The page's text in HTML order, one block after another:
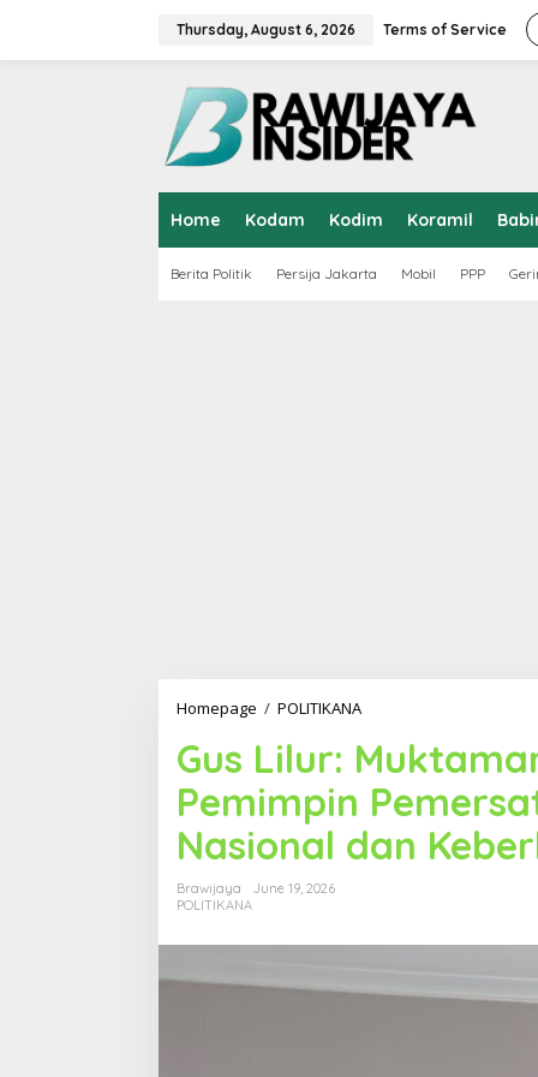
Thursday, August 6, 2026 Terms of Service
Home Kodam Kodim Koramil
Berita Politik Persija Jakarta Mobil PPP
Homepage / POLITIKANA
s
L
u
r
k
a
Gus Lilur:
Pemimpin
Nasional dan
Brawijaya
June 19, 2026
POLITIKANA